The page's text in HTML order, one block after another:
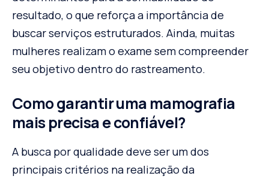
resultado, o que reforça a importância de
buscar serviços estruturados. Ainda, muitas
mulheres realizam o exame sem compreender
seu objetivo dentro do rastreamento.
Como garantir uma mamografia
mais precisa e confiável?
A busca por qualidade deve ser um dos
principais critérios na realização da